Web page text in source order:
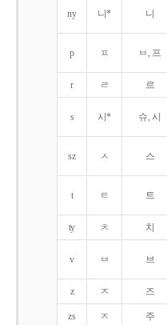
ny 니* 니
p ㅍ ㅂ, 프
r ㄹ 르
s 시* 슈, 시
sz ㅅ 스
t ㅌ 트
ty ㅊ 치
v ㅂ 브
z ㅈ 즈
zs ㅈ 주